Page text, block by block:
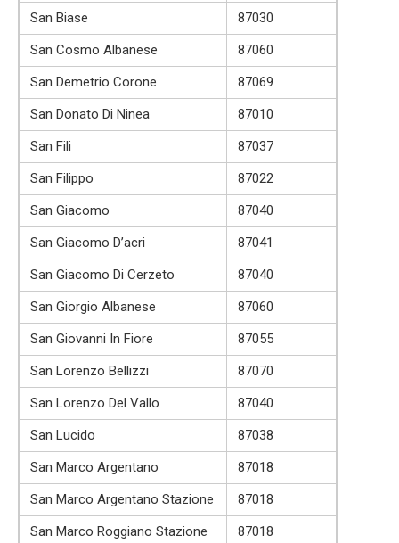
San Biase
87030
San Cosmo Albanese
87060
San Demetrio Corone
87069
San Donato Di Ninea
87010
San Fili
87037
San Filippo
87022
San Giacomo
87040
San Giacomo D’acri
87041
San Giacomo Di Cerzeto
87040
San Giorgio Albanese
87060
San Giovanni In Fiore
87055
San Lorenzo Bellizzi
87070
San Lorenzo Del Vallo
87040
San Lucido
87038
San Marco Argentano
87018
San Marco Argentano Stazione
87018
San Marco Roggiano Stazione
87018